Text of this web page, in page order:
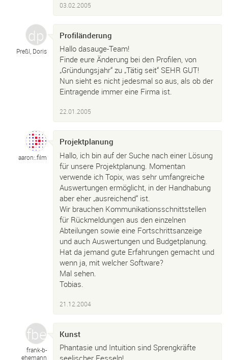
03.02.2005
Preßl, Doris
Profiländerung
Hallo dasauge-Team!
Finde eure Änderung bei den Profilen, von
„Gründungsjahr“ zu „Tätig seit“ SEHR GUT!
Nun sieht es nicht jedesmal so aus, als ob der
Eintragende immer eine Firma ist.
22.01.2005
aaron:. film
Projektplanung
Hallo, ich bin auf der Suche nach einer Lösung
für unsere Projektplanung. Momentan
verwende ich Topix, was sehr umfangreiche
Auswertungen ermöglicht, in der Handhabung
aber eher „ausreichend“ ist.
Wir brauchen Kommunikationsschnittstellen
für Rückmeldungen aus den einzelnen
Abteilungen sowie eine Fortschrittsanzeige
und auch Auswertungen und Budgetplanung.
Hat da jemand gute Erfahrungen gemacht und
wenn ja, mit welcher Software?
Mal sehen.
Tobias.
21.12.2004
frank-b-
ehemann
Kunst
Phantasie und Intuition sind Sprengkräfte
seelischer Fesseln!